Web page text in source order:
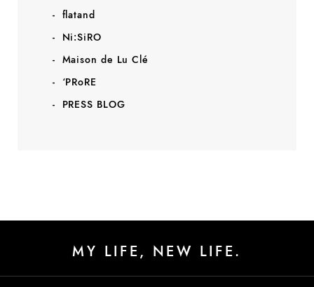
flatand
Ni:SiRO
Maison de Lu Clé
‘PRoRE
PRESS BLOG
MY LIFE, NEW LIFE.